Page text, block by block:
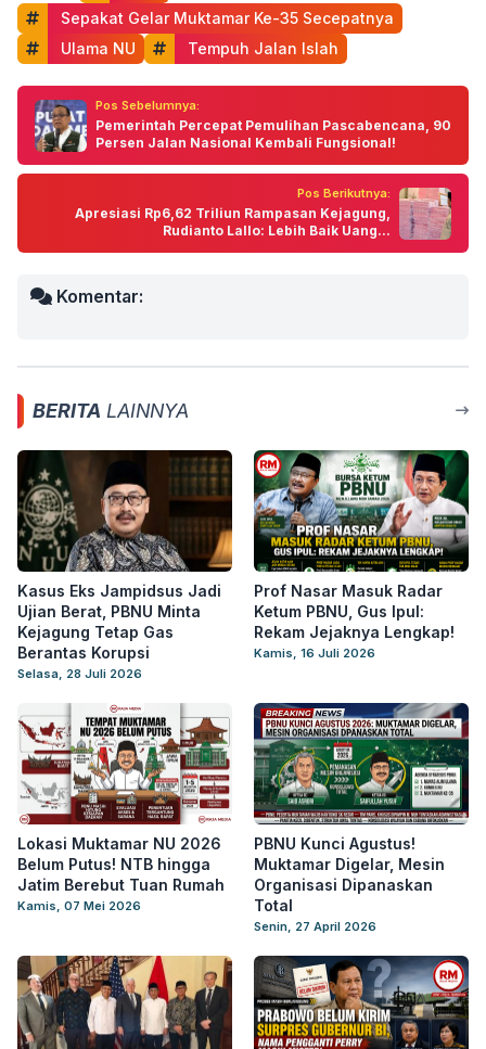
Sepakat Gelar Muktamar Ke-35 Secepatnya
Ulama NU
Tempuh Jalan Islah
Pos Sebelumnya:
Pemerintah Percepat Pemulihan Pascabencana, 90
Persen Jalan Nasional Kembali Fungsional!
Pos Berikutnya:
Apresiasi Rp6,62 Triliun Rampasan Kejagung,
Rudianto Lallo: Lebih Baik Uang...
Komentar:
BERITA LAINNYA
Kasus Eks Jampidsus Jadi
Ujian Berat, PBNU Minta
Kejagung Tetap Gas
Berantas Korupsi
Selasa, 28 Juli 2026
Prof Nasar Masuk Radar
Ketum PBNU, Gus Ipul:
Rekam Jejaknya Lengkap!
Kamis, 16 Juli 2026
Lokasi Muktamar NU 2026
Belum Putus! NTB hingga
Jatim Berebut Tuan Rumah
Kamis, 07 Mei 2026
PBNU Kunci Agustus!
Muktamar Digelar, Mesin
Organisasi Dipanaskan
Total
Senin, 27 April 2026